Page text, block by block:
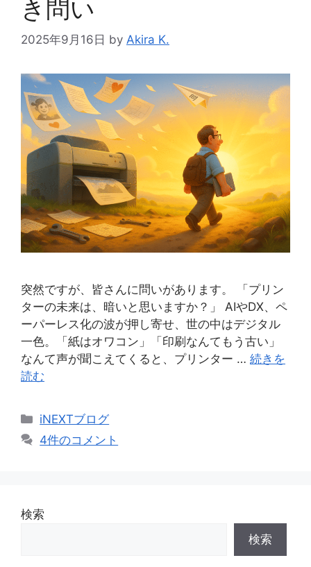
き問い
2025年9月16日 by Akira K.
突然ですが、皆さんに問いがあります。 「プリン
ターの未来は、暗いと思いますか？」 AIやDX、ペ
ーパーレス化の波が押し寄せ、世の中はデジタル
一色。「紙はオワコン」「印刷なんてもう古い」
なんて声が聞こえてくると、プリンター … 続きを
読む
カ
テ
iNEXTブログ
4件のコメント
検索
検索